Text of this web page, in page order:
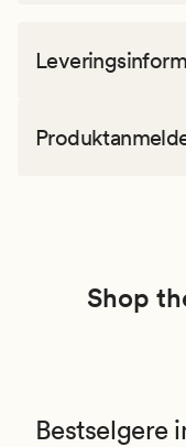
Shop
Bestselgere